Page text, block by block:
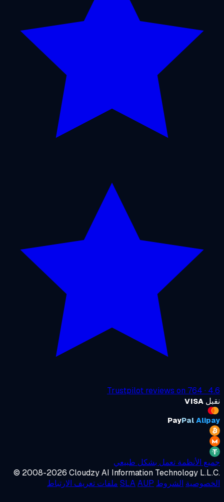
·
764
reviews on
Trustpilot
VISA
PayPal
الأنظمة تعمل بشكل طبيعي
© 2008-2026 Cloudzy AI Information Technology
الشروط SLAAUP ملفات تعريف الارتباط